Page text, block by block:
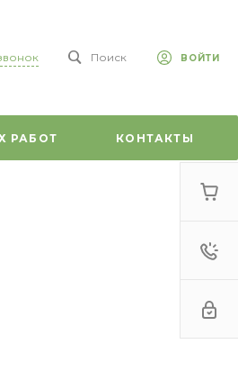
Поиск ВОЙТИ
РАБОТ КОНТАКТЫ